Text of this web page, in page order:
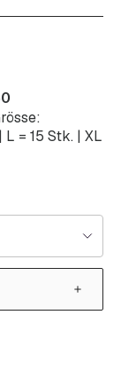
L = 15 Stk. | XL